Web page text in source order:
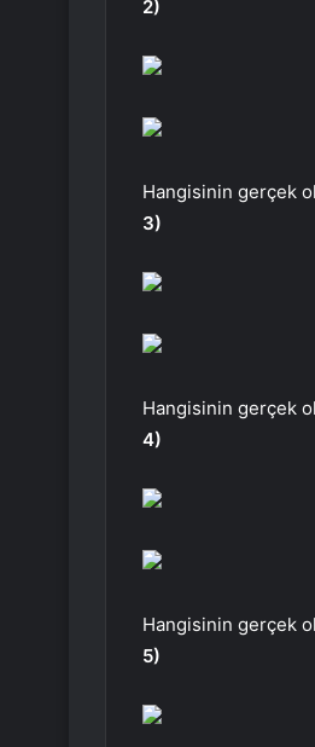
2)
Hangisinin gerçek
3)
Hangisinin gerçek
4)
Hangisinin gerçek
5)